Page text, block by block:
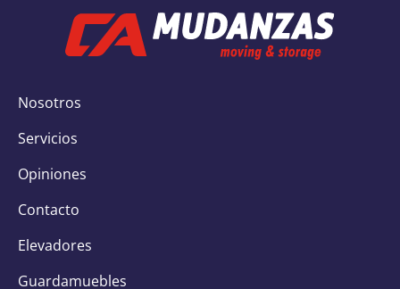
Nosotros
Servicios
Opiniones
Contacto
Elevadores
Guardamuebles